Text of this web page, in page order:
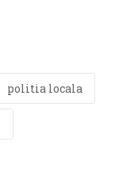
politia locala